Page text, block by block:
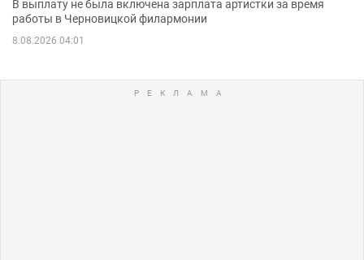
В выплату не была включена зарплата артистки за время
работы в Черновицкой филармонии
8.08.2026 04:01